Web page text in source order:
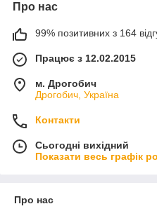
Про нас
99% позитивних з 164
Працює з 12.02.2015
м. Дрогобич
Дрогобич, Україна
Контакти
Сьогодні вихідний
Показати весь графік
Про нас